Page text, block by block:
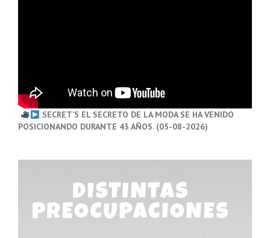
SECRET’S EL SECRETO DE LA MODA SE HA VENIDO
POSICIONANDO DURANTE 43 AÑOS. (05-08-2026)